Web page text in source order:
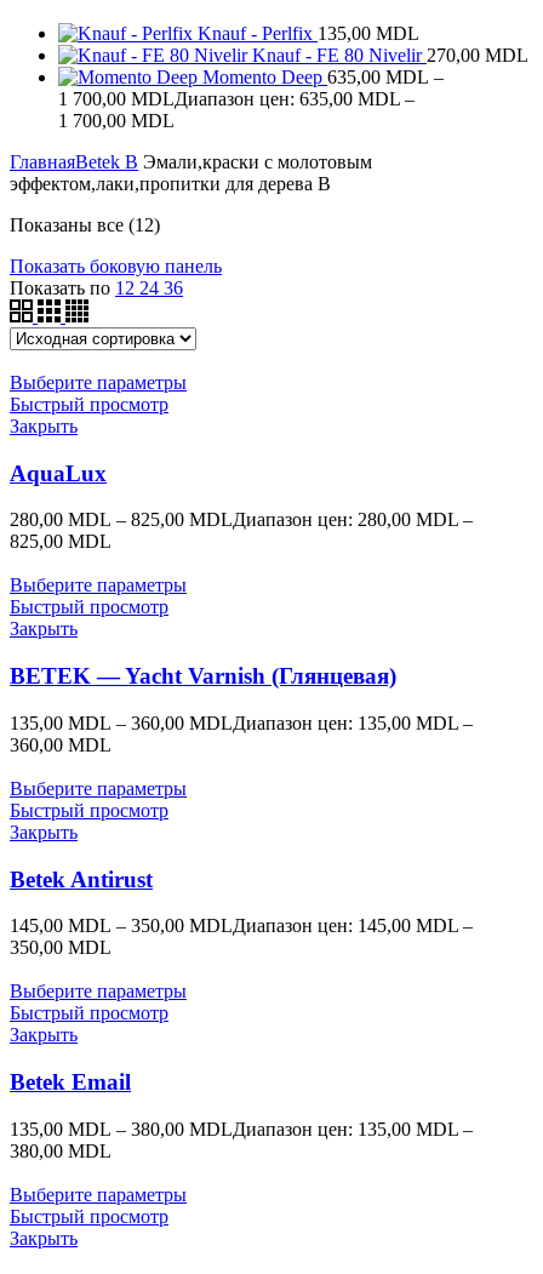
Knauf - Perlfix 135,00 MDL
Knauf - FE 80 Nivelir 270,00 MDL
Momento Deep 635,00 MDL –
1 700,00 MDLДиапазон цен: 635,00 MDL –
1 700,00 MDL
ГлавнаяBetek B Эмали,краски с молотовым
эффектом,лаки,пропитки для дерева В
Показаны все (12)
Показать боковую панель
Показать по 12 24 36
Выберите параметры
Быстрый просмотр
Закрыть
AquaLux
280,00 MDL – 825,00 MDLДиапазон цен: 280,00 MDL –
825,00 MDL
Выберите параметры
Быстрый просмотр
Закрыть
BETEK — Yacht Varnish (Глянцевая)
135,00 MDL – 360,00 MDLДиапазон цен: 135,00 MDL –
360,00 MDL
Выберите параметры
Быстрый просмотр
Закрыть
Betek Antirust
145,00 MDL – 350,00 MDLДиапазон цен: 145,00 MDL –
350,00 MDL
Выберите параметры
Быстрый просмотр
Закрыть
Betek Email
135,00 MDL – 380,00 MDLДиапазон цен: 135,00 MDL –
380,00 MDL
Выберите параметры
Быстрый просмотр
Закрыть